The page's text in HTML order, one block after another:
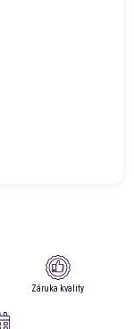
Záruka kvality